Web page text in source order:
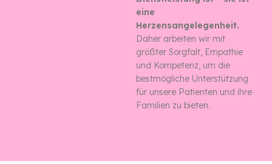
eine
Herzensangelegenheit.
Daher arbeiten wir mit
größter Sorgfalt, Empathie
und Kompetenz, um die
bestmögliche Unterstützung
für unsere Patienten und ihre
Familien zu bieten.